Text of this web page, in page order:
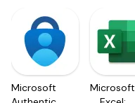
Microsoft
Microsoft